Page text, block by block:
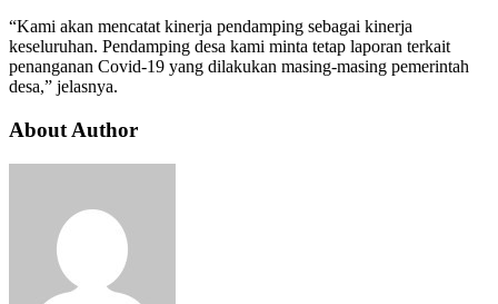
“Kami akan mencatat kinerja pendamping sebagai kinerja
keseluruhan. Pendamping desa kami minta tetap laporan terkait
penanganan Covid-19 yang dilakukan masing-masing pemerintah
desa,” jelasnya.
About Author